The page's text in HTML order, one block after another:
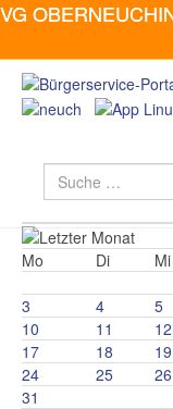
Suchen
Mo
Di Mi
3
4 5
10
11 12
17
18 19
24
25 26
31